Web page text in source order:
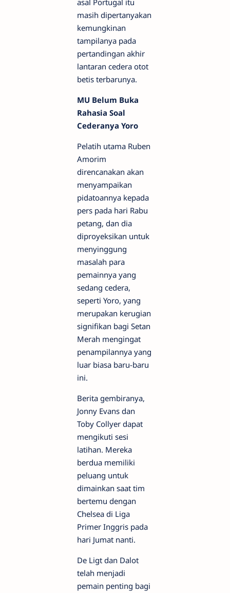
asal Portugal itu
masih dipertanyakan
kemungkinan
tampilanya pada
pertandingan akhir
lantaran cedera otot
betis terbarunya.
MU Belum Buka
Rahasia Soal
Cederanya Yoro
Pelatih utama Ruben
Amorim
direncanakan akan
menyampaikan
pidatoannya kepada
pers pada hari Rabu
petang, dan dia
diproyeksikan untuk
menyinggung
masalah para
pemainnya yang
sedang cedera,
seperti Yoro, yang
merupakan kerugian
signifikan bagi Setan
Merah mengingat
penampilannya yang
luar biasa baru-baru
ini.
Berita gembiranya,
Jonny Evans dan
Toby Collyer dapat
mengikuti sesi
latihan. Mereka
berdua memiliki
peluang untuk
dimainkan saat tim
bertemu dengan
Chelsea di Liga
Primer Inggris pada
hari Jumat nanti.
De Ligt dan Dalot
telah menjadi
pemain penting bagi